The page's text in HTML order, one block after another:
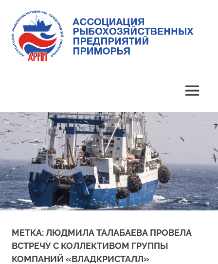
content
предприятий
Приморья
MENU
МЕТКА:ЛЮДМИЛА ТАЛАБАЕВА ПРОВЕЛА
ВСТРЕЧУ С КОЛЛЕКТИВОМ ГРУППЫ
КОМПАНИЙ «ВЛАДКРИСТАЛЛ»